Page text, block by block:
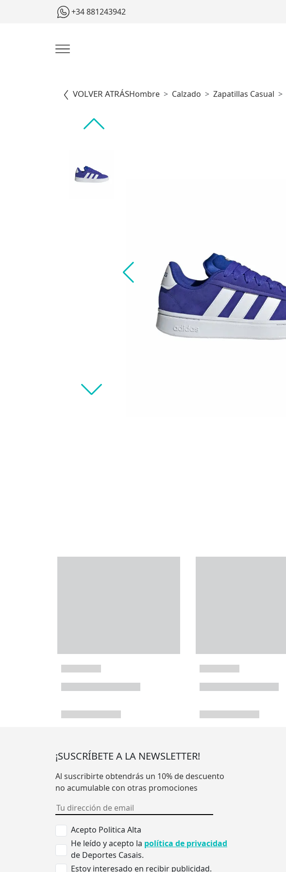
+34 881243942
VOLVER ATRÁSHombre Calzado Zapatillas Casual
¡SUSCRÍBETE A LA NEWSLETTER!
Al suscribirte obtendrás un 10% de descuento
no acumulable con otras promociones
Acepto Politica Alta
He leído y acepto la política de privacidad
de Deportes Casais.
Estoy interesado en recibir publicidad.